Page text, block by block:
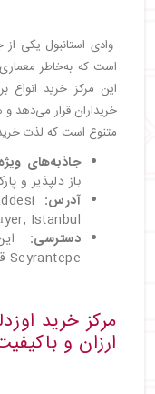
وادی استانبول یکی
است که به‌خاطر
این مرکز خرید انواع
خریداران قرار می‌دهد
متنوع است که لذت
جاذبه‌های
باز دلپذیر و
آدرس:
Istanbul
دسترسی:
Seyrantepe قرار دارد.
مرکز خرید
ارزان و